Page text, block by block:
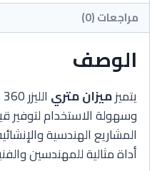
مراجعات (0)
الوصف
يتميزميزان متري
وسهولة الاستخدام
المشاريع الهندسية
أداة مثالية للمهندسين